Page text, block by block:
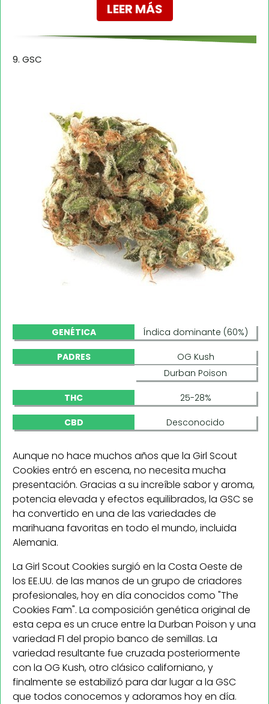
LEER MÁS
9. GSC
GENÉTICA Índica dominante (60%)
PADRES
OG Kush
Durban Poison
THC 25-28%
CBD Desconocido
Aunque no hace muchos años que la Girl Scout
Cookies entró en escena, no necesita mucha
presentación. Gracias a su increíble sabor y aroma,
potencia elevada y efectos equilibrados, la GSC se
ha convertido en una de las variedades de
marihuana favoritas en todo el mundo, incluida
Alemania.
La Girl Scout Cookies surgió en la Costa Oeste de
los EE.UU. de las manos de un grupo de criadores
profesionales, hoy en día conocidos como "The
Cookies Fam". La composición genética original de
esta cepa es un cruce entre la Durban Poison y una
variedad F1 del propio banco de semillas. La
variedad resultante fue cruzada posteriormente
con la OG Kush, otro clásico californiano, y
finalmente se estabilizó para dar lugar a la GSC
que todos conocemos y adoramos hoy en día.